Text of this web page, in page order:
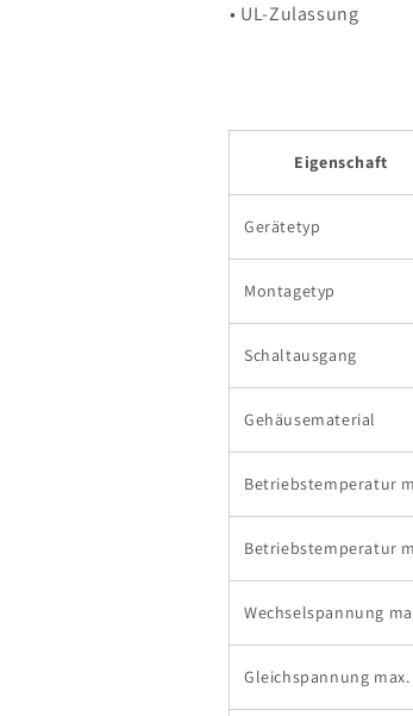
• UL-Zulassung
Eigenschaft
Gerätetyp
Montagetyp
Schaltausgang
Gehäusematerial
Betriebstemperatur
Betriebstemperatur
Wechselspannung
Gleichspannung max.